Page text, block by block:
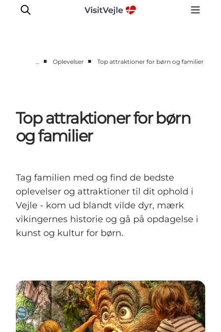
Planlæg dit besøg
Inspiration
… ■ Oplevelser ■ Top attraktioner for børn og familier
Top attraktioner for børn
og familier
Tag familien med og find de bedste
oplevelser og attraktioner til dit ophold i
Vejle - kom ud blandt vilde dyr, mærk
vikingernes historie og gå på opdagelse i
kunst og kultur for børn.